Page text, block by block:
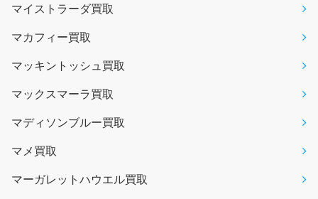
マイストラーダ買取
マカフィー買取
マッキントッシュ買取
マックスマーラ買取
マディソンブルー買取
マメ買取
マーガレットハウエル買取